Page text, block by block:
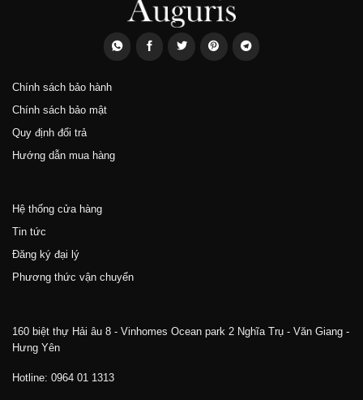
Chính sách bảo hành
Chính sách bảo mật
Quy định đổi trả
Hướng dẫn mua hàng
Hệ thống cửa hàng
Tin tức
Đăng ký đại lý
Phương thức vận chuyển
160 biệt thự Hải âu 8 - Vinhomes Ocean park 2 Nghĩa Trụ - Văn Giang -
Hưng Yên
Hotline: 0964 01 1313